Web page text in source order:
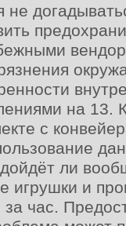
не
на 13.
с
ли
игрушки и
за час.